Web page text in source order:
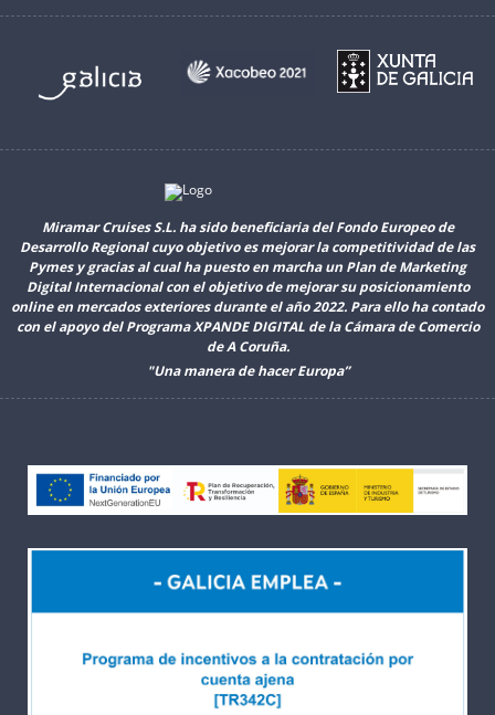
Miramar Cruises S.L. ha sido beneficiaria del Fondo Europeo de
Desarrollo Regional cuyo objetivo es mejorar la competitividad de las
Pymes y gracias al cual ha puesto en marcha un Plan de Marketing
Digital Internacional con el objetivo de mejorar su posicionamiento
online en mercados exteriores durante el año 2022. Para ello ha contado
con el apoyo del Programa XPANDE DIGITAL de la Cámara de Comercio
de A Coruña.
"Una manera de hacer Europa”